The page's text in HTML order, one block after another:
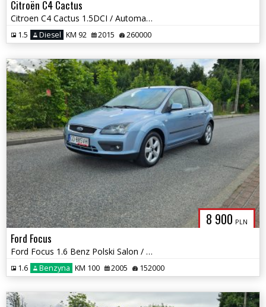
Citroën C4 Cactus
Citroen C4 Cactus 1.5DCI / Automat / Łopatki F1 / Nawi / Okazja !!
1.5 Diesel KM 92 2015 260000
8 900 PLN
Ford Focus
Ford Focus 1.6 Benz Polski Salon / Klima / Podgrzewana szyba czołowa
1.6 Benzyna KM 100 2005 152000